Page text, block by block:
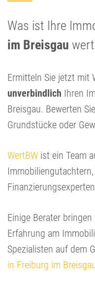
Was ist Ihre
im Breisgau
Ermitteln Sie jetzt mit
unverbindlich Ihren
Breisgau. Bewerten
Grundstücke oder
WertBW ist ein Team
Einige Berater
Erfahrung am
Spezialisten auf dem
in Freiburg im